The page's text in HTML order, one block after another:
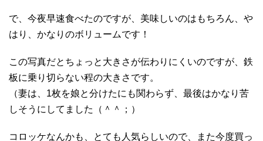
で、今夜早速食べたのですが、美味しいのはもちろん、や
はり、かなりのボリュームです！
この写真だとちょっと大きさが伝わりにくいのですが、鉄
板に乗り切らない程の大きさです。
（妻は、1枚を娘と分けたにも関わらず、最後はかなり苦
しそうにしてました（＾＾；）
コロッケなんかも、とても人気らしいので、また今度買っ